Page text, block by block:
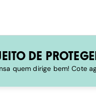
DE
quem dirige bem! Cote